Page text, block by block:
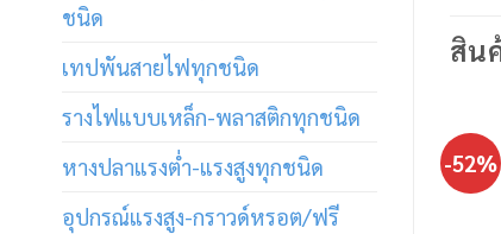
ชนิด
เทปพันสายไฟทุกชนิด
รางไฟแบบเหล็ก-พลาสติกทุกชนิด
หางปลาแรงต่ำ-แรงสูงทุกชนิด
อุปกรณ์แรงสูง-กราวด์หรอต/ฟรี
สิน
-52%